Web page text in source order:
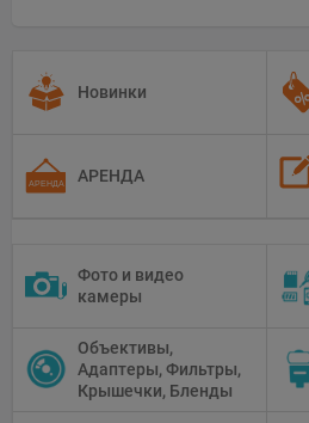
Новинки
АРЕНДА
Фото и видео
камеры
Объективы,
Адаптеры, Фильтры,
Крышечки, Бленды